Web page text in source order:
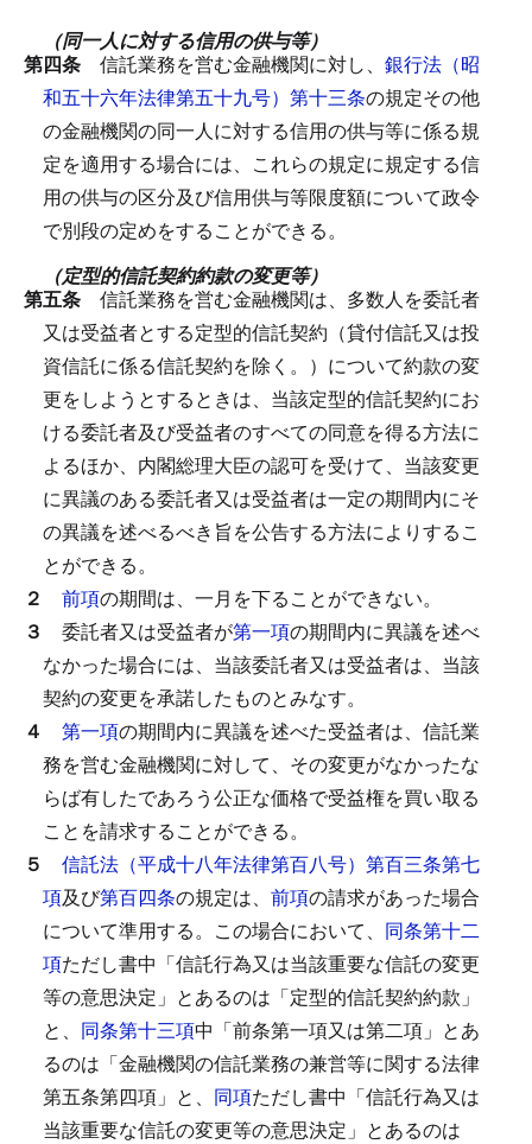
（同一人に対する信用の供与等）
第四条 信託業務を営む金融機関に対し、 銀行法（昭
和五十六年法律第五十九号）第十三条の規定その他
の金融機関の同一人に対する信用の供与等に係る規
定を適用する場合には、これらの規定に規定する信
用の供与の区分及び信用供与等限度額について政令
で別段の定めをすることができる。
（定型的信託契約約款の変更等）
第五条 信託業務を営む金融機関は、多数人を委託者
又は受益者とする定型的信託契約（貸付信託又は投
資信託に係る信託契約を除く。）について約款の変
更をしようとするときは、当該定型的信託契約にお
ける委託者及び受益者のすべての同意を得る方法に
よるほか、内閣総理大臣の認可を受けて、当該変更
に異議のある委託者又は受益者は一定の期間内にそ
の異議を述べるべき旨を公告する方法によりするこ
とができる。
２ 前項の期間は、一月を下ることができない。
３ 委託者又は受益者が第一項の期間内に異議を述べ
なかった場合には、当該委託者又は受益者は、当該
契約の変更を承諾したものとみなす。
４ 第一項の期間内に異議を述べた受益者は、信託業
務を営む金融機関に対して、その変更がなかったな
らば有したであろう公正な価格で受益権を買い取る
ことを請求することができる。
５ 信託法（平成十八年法律第百八号）第百三条第七
項及び第百四条の規定は、 前項の請求があった場合
について準用する。 この場合において、 同条第十二
項ただし書中「信託行為又は当該重要な信託の変更
等の意思決定」とあるのは「定型的信託契約約款」
と、 同条第十三項中「前条第一項又は第二項」とあ
るのは「金融機関の信託業務の兼営等に関する法律
第五条第四項」と、 同項ただし書中「信託行為又は
当該重要な信託の変更等の意思決定」とあるのは